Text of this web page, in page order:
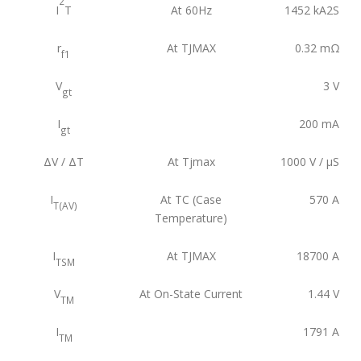
I T At 60Hz 1452 kA2S
rf1 At TJMAX 0.32 mΩ
Vgt 3 V
Igt 200 mA
ΔV / ΔT At Tjmax 1000 V / µS
IT(AV)
At TC (Case
Temperature)
570 A
ITSM At TJMAX 18700 A
VTM At On-State Current 1.44 V
ITM 1791 A